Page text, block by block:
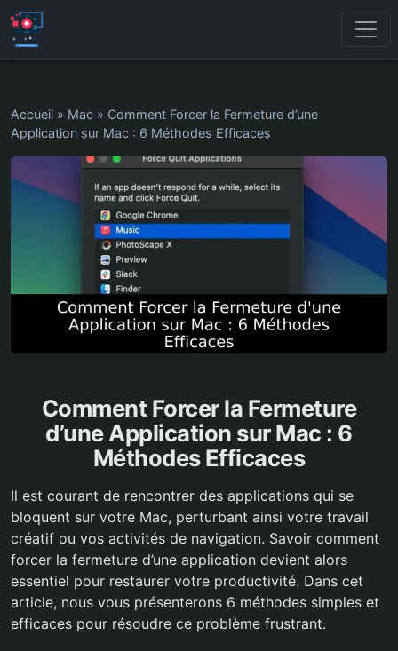
Accueil » Mac » Comment Forcer la Fermeture d’une
Application sur Mac : 6 Méthodes Efficaces
Comment Forcer la Fermeture
d’une Application sur Mac : 6
Méthodes Efficaces
Il est courant de rencontrer des applications qui se
bloquent sur votre Mac, perturbant ainsi votre travail
créatif ou vos activités de navigation. Savoir comment
forcer la fermeture d’une application devient alors
essentiel pour restaurer votre productivité. Dans cet
article, nous vous présenterons 6 méthodes simples et
efficaces pour résoudre ce problème frustrant.